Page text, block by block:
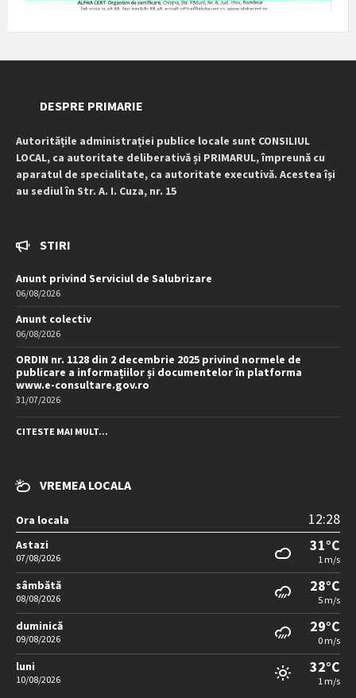
DESPRE PRIMARIE
Autoritățile administrației publice locale sunt CONSILIUL
LOCAL, ca autoritate deliberativă și PRIMARUL, împreună cu
aparatul de specialitate, ca autoritate executivă. Acestea își
au sediul în Str. A. I. Cuza, nr. 15
STIRI
Anunt privind Serviciul de Salubrizare
06/08/2026
Anunt colectiv
06/08/2026
ORDIN nr. 1128 din 2 decembrie 2025 privind normele de
publicare a informațiilor și documentelor în platforma
www.e-consultare.gov.ro
31/07/2026
CITESTE MAI MULT...
VREMEA LOCALA
Ora locala 12:28
Astazi
07/08/2026
31°C
1 m/s
sâmbătă
08/08/2026
28°C
5 m/s
duminică
09/08/2026
29°C
0 m/s
luni
10/08/2026
32°C
1 m/s